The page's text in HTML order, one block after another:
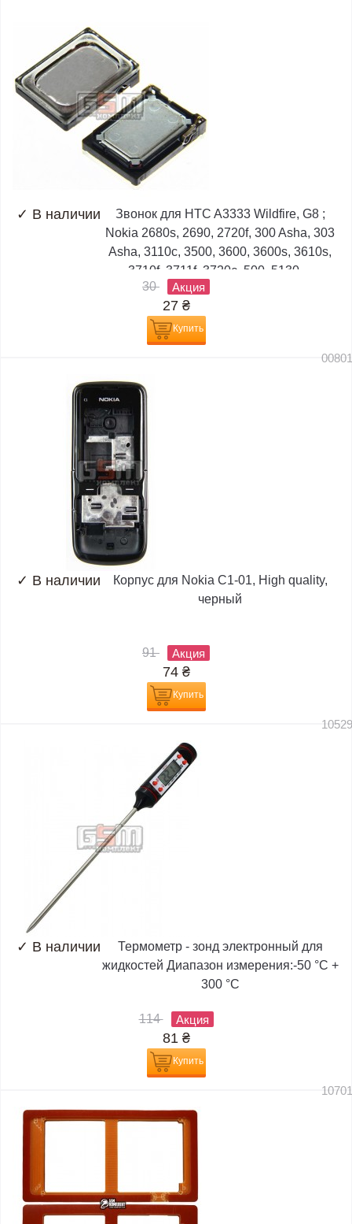
✓ В наличии
Звонок для HTC A3333 Wildfire, G8 ;
Nokia 2680s, 2690, 2720f, 300 Asha, 303
Asha, 3110c, 3500, 3600, 3600s, 3610s,
3710f, 3711f, 3720c, 500, 5130,...
30
Акция
27 ₴
Купить
✓ В наличии
Корпус для Nokia C1-01, High quality,
черный
91 Акция
74 ₴
Купить
✓ В наличии
Термометр - зонд электронный для
жидкостей Диапазон измерения:-50 °C +
300 °C
114 Акция
81 ₴
Купить